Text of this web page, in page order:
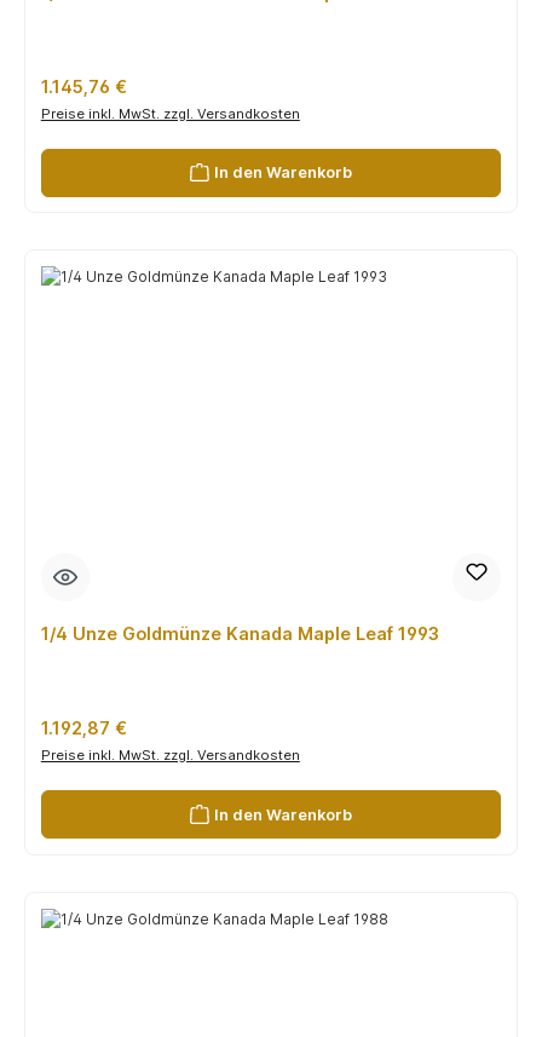
Regulärer Preis:
1.145,76 €
Preise inkl. MwSt. zzgl. Versandkosten
In den Warenkorb
1/4 Unze Goldmünze Kanada Maple Leaf 1993
Regulärer Preis:
1.192,87 €
Preise inkl. MwSt. zzgl. Versandkosten
In den Warenkorb